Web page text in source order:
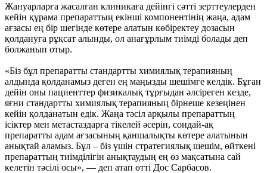
Жануарларға жасалған клиникаға дейінгі сәтті зерттеулерден
кейін құрама препараттың екінші компонентінің жаңа, адам
ағзасы ең бір шегінде көтере алатын көбіректеу дозасын
қолдануға рұқсат алынды, ол анағұрлым тиімді болады деп
болжанып отыр.
«Біз бұл препаратты стандартты химиялық терапияның
алдында қолданамыз деген ең маңызды шешімге келдік. Бұған
дейін оны пациенттер физикалық тұрғыдан әлсіреген кезде,
яғни стандартты химиялық терапияның бірнеше кезеңінен
кейін қолданатын едік. Жаңа тәсіл арқылы препараттың
ісіктер мен метастаздарға тікелей әсерін, сондай-ақ
препаратты адам ағзасының қаншалықты көтере алатынын
анықтай аламыз. Бұл – біз үшін стратегиялық шешім, өйткені
препараттың тиімділігін анықтаудың ең өз мақсатына сай
келетін тәсілі осы», — деп атап өтті Дос Сарбасов.